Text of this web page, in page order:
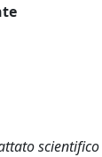
scientifico